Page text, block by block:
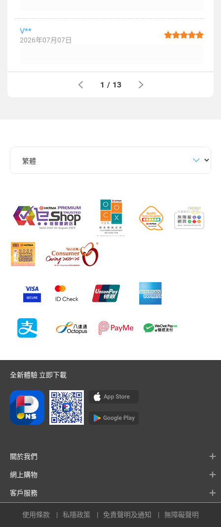
V**
2026年07月07日
1 / 13
全新體驗 立即下載
關於我們
網上購物
客戶服務
使用條款 私隱政策 免責聲明及通知 無障礙聲明